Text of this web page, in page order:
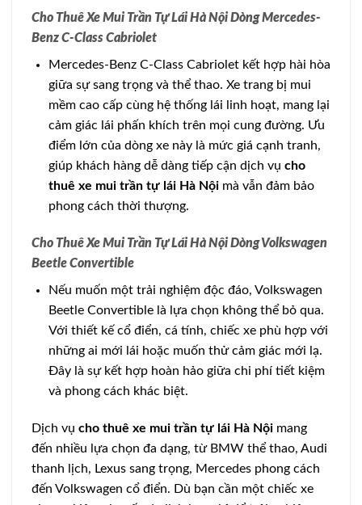
Cho Thuê Xe Mui Trần Tự Lái Hà Nội Dòng Mercedes-
Benz C-Class Cabriolet
Mercedes-Benz C-Class Cabriolet kết hợp hài hòa
giữa sự sang trọng và thể thao. Xe trang bị mui
mềm cao cấp cùng hệ thống lái linh hoạt, mang lại
cảm giác lái phấn khích trên mọi cung đường. Ưu
điểm lớn của dòng xe này là mức giá cạnh tranh,
giúp khách hàng dễ dàng tiếp cận dịch vụ cho
thuê xe mui trần tự lái Hà Nộimà vẫn đảm bảo
phong cách thời thượng.
Cho Thuê Xe Mui Trần Tự Lái Hà Nội Dòng Volkswagen
Beetle Convertible
Nếu muốn một trải nghiệm độc đáo, Volkswagen
Beetle Convertible là lựa chọn không thể bỏ qua.
Với thiết kế cổ điển, cá tính, chiếc xe phù hợp với
những ai mới lái hoặc muốn thử cảm giác mới lạ.
Đây là sự kết hợp hoàn hảo giữa chi phí tiết kiệm
và phong cách khác biệt.
Dịch vụ cho thuê xe mui trần tự lái Hà Nội mang
đến nhiều lựa chọn đa dạng, từ BMW thể thao, Audi
thanh lịch, Lexus sang trọng, Mercedes phong cách
đến Volkswagen cổ điển. Dù bạn cần một chiếc xe